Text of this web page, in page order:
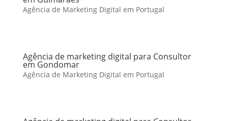
Agência de Marketing Digital em Portugal
Agência de marketing digital para Consultor
em Gondomar
Agência de Marketing Digital em Portugal